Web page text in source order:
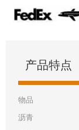
产品特点
物品
沥青